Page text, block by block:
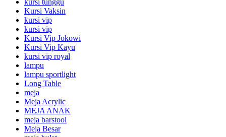
kursi tunggu
Kursi Vaksin
kursi vip
kursi vip
Kursi Vip Jokowi
Kursi Vip Kayu
kursi vip royal
lampu
lampu sportlight
Long Table
meja
Meja Acrylic
MEJA ANAK
meja barstool
Meja Besar